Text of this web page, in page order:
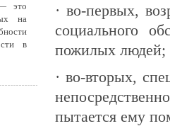
— это
на
в
· во-первых,
социального
пожилых людей;
· во-вторых,
пытается ему